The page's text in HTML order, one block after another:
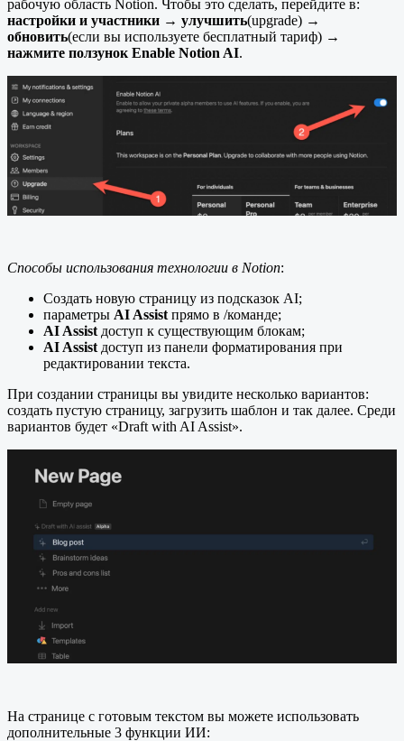
рабочую область Notion. Чтобы это сделать, перейдите в:
настройки и участники → улучшить(upgrade) →
обновить(если вы используете бесплатный тариф) →
нажмите ползунок Enable Notion AI.
Способы использования технологии в Notion:
Создать новую страницу из подсказок AI;
параметры AI Assist прямо в /команде;
AI Assist доступ к существующим блокам;
AI Assist доступ из панели форматирования при
редактировании текста.
При создании страницы вы увидите несколько вариантов:
создать пустую страницу, загрузить шаблон и так далее. Среди
вариантов будет «Draft with AI Assist».
На странице с готовым текстом вы можете использовать
дополнительные 3 функции ИИ: